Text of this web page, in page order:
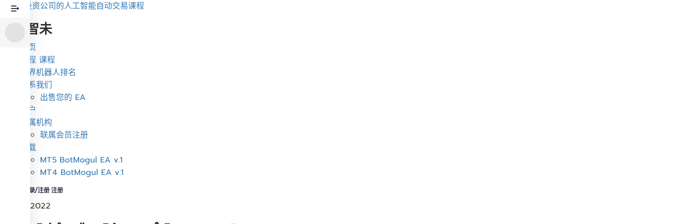
乔博特投资公司的人工智能自动交易课程
周博智未
首页
课程 课程
世界机器人排名
联系我们
出售您的 EA
账户
附属机构
联属会员注册
下载
MT5 BotMogul EA v.1
MT4 BotMogul EA v.1
登录/注册 注册
7 月 11, 2022